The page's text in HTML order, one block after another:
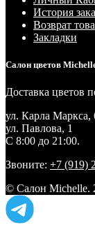
История
Возврат
Закладки
Салон цветов
Доставка цветов
ул. Карла Маркса,
ул. Павлова, 1
С 8:00 до 21:00.
Звоните: +7 (919)
© Салон Michelle.